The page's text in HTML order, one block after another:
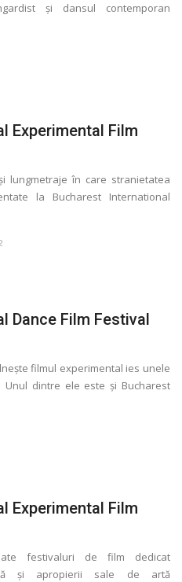
și dansul contemporan
Experimental Film
lungmetraje în care stranietatea
la Bucharest International
Dance Film Festival
filmul experimental ies unele
dintre ele este și Bucharest
Experimental Film
festivaluri de film dedicat
și apropierii sale de artă